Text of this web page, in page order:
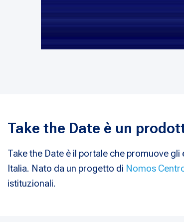
Take the Date è un
Take the Date è il portale che promuove
Italia. Nato da un progetto di Nomos
istituzionali.